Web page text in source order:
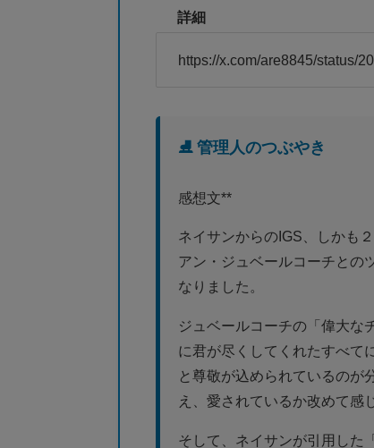
詳細
https://x.com/are8845/status/
⛸️ 管理人のつぶやき
感想文**
ネイサンからのIGS、しかも
アン・ジュベールコーチとの
なりました。
ジュベールコーチの「偉大な
に君が尽くしてくれたすべて
と尊敬が込められているのが
え、愛されているか改めて感
そして、ネイサンが引用した